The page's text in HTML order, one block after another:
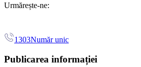
Urmărește-ne:
1303Număr unic
Publicarea informației